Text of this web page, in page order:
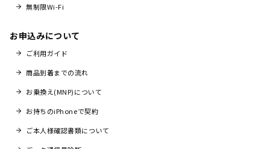
無制限Wi-Fi
お申込みについて
ご利用ガイド
商品到着までの流れ
お乗換え(MNP)について
お持ちのiPhoneで契約
ご本人様確認書類について